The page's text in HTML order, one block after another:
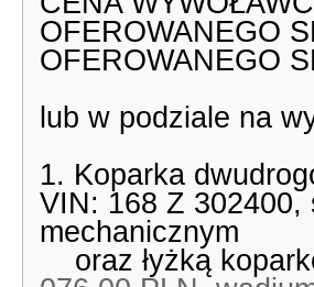
OFEROWANEGO
OFEROWANEGO
lub w podziale na
1. Koparka
VIN: 168 Z 302400,
mechanicznym
oraz łyżką